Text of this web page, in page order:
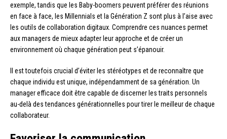
exemple, tandis que les Baby-boomers peuvent préférer des réunions
en face à face, les Millennials et la Génération Z sont plus à l’aise avec
les outils de collaboration digitaux. Comprendre ces nuances permet
aux managers de mieux adapter leur approche et de créer un
environnement où chaque génération peut s’épanouir.
Il est toutefois crucial d’éviter les stéréotypes et de reconnaître que
chaque individu est unique, indépendamment de sa génération. Un
manager efficace doit être capable de discerner les traits personnels
au-delà des tendances générationnelles pour tirer le meilleur de chaque
collaborateur.